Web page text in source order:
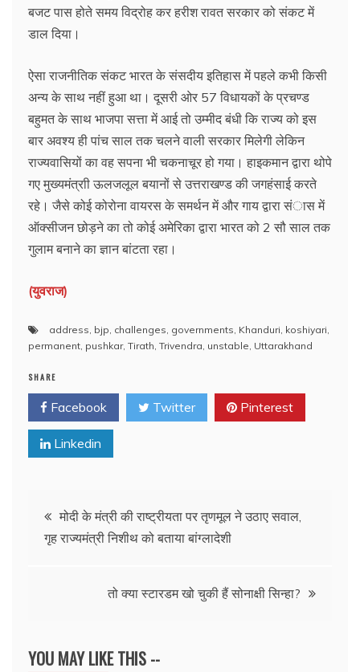
बजट पास होते समय विद्रोह कर हरीश रावत सरकार को संकट में
डाल दिया।
ऐसा राजनीतिक संकट भारत के संसदीय इतिहास में पहले कभी किसी
अन्य के साथ नहीं हुआ था। दूसरी ओर 57 विधायकों के प्रचण्ड
बहुमत के साथ भाजपा सत्ता में आई तो उम्मीद बंधी कि राज्य को इस
बार अवश्य ही पांच साल तक चलने वाली सरकार मिलेगी लेकिन
राज्यवासियों का वह सपना भी चकनाचूर हो गया। हाइकमान द्वारा थोपे
गए मुख्यमंत्राी ऊलजलूल बयानों से उत्तराखण्ड की जगहंसाई करते
रहे। जैसे कोई कोरोना वायरस के समर्थन में और गाय द्वारा संास में
ऑक्सीजन छोड़ने का तो कोई अमेरिका द्वारा भारत को 2 सौ साल तक
गुलाम बनाने का ज्ञान बांटता रहा।
(युवराज)
address, bjp, challenges, governments, Khanduri, koshiyari,
permanent, pushkar, Tirath, Trivendra, unstable, Uttarakhand
SHARE
Facebook Twitter Pinterest
Linkedin
Post
navigation
मोदी के मंत्री की राष्ट्रीयता पर तृणमूल ने उठाए सवाल,
गृह राज्यमंत्री निशीथ को बताया बांग्लादेशी
तो क्या स्टारडम खो चुकी हैं सोनाक्षी सिन्हा?
YOU MAY LIKE THIS --